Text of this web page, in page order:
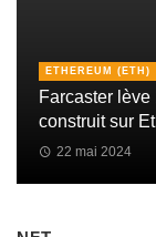
ETHEREUM (ETH)
Farcaster lève
construit sur
22 mai 2024